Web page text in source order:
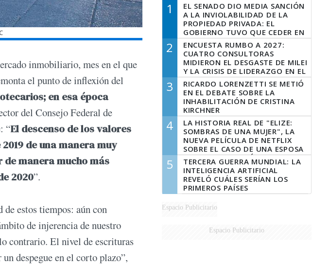
inmobiliario, mes en el que
el punto de inflexión del
en esa época
del Consejo Federal de
“El descenso de los valores
de una manera muy
manera mucho más
2020”.
estos tiempos: aún con
de injerencia de nuestro
contrario. El nivel de escrituras
despegue en el corto plazo”,
1
EL SENADO DIO MEDIA SANCIÓN
A LA INVIOLABILIDAD DE LA
PROPIEDAD PRIVADA: EL
GOBIERNO TUVO QUE CEDER EN
LA LEY DEL MANEJO DEL FUEGO
2
ENCUESTA RUMBO A 2027:
CUATRO CONSULTORAS
MIDIERON EL DESGASTE DE MILEI
Y LA CRISIS DE LIDERAZGO EN EL
PERONISMO
3
RICARDO LORENZETTI SE METIÓ
EN EL DEBATE SOBRE LA
INHABILITACIÓN DE CRISTINA
KIRCHNER
4
LA HISTORIA REAL DE "ELIZE:
SOMBRAS DE UNA MUJER", LA
NUEVA PELÍCULA DE NETFLIX
SOBRE EL CASO DE UNA ESPOSA
QUE DESCUARTIZÓ A SU
MARIDO
5
TERCERA GUERRA MUNDIAL: LA
INTELIGENCIA ARTIFICIAL
REVELÓ CUÁLES SERÍAN LOS
PRIMEROS PAÍSES
LATINOAMERICANOS EN SER
DERROTADOS
Espacio Publicitario
Espacio Publicitario